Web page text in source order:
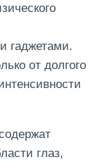
гаджетами.
от долгого
глаз,